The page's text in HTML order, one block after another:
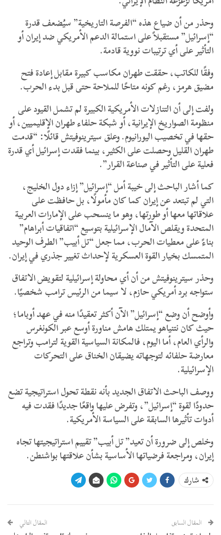
وحذر من أن ضياع هذه “الفرصة التاريخية” سيُضعف قدرة
“إسرائيل” مستقبلاً على استمالة الدعم الأمريكي ضد إيران أو
التأثير على أي ترتيبات نووية قادمة.
وفقًا للكاتب، حققت طهران مكاسب كبيرة مقابل إعادة فتح
مضيق هرمز، رغم كونه متاحًا للملاحة حتى قبل بدء الحرب.
ولفت إلى أن التنازلات الأمريكية الكبيرة لم تشمل القيود على
منظومة الصواريخ الإيرانية، أو شبكة حلفاء طهران الإقليميين، أو
حقها في تخصيب اليورانيوم. وعلق سيترينوفيتش قائلًا: “قدمت
طهران القليل وحصلت على الكثير، بينما فقدت إسرائيل أي قدرة
فعلية على التأثير في صناعة القرار”.
​كما أشار الباحث إلى خيبة أمل “إسرائيل” إزاء دول الخليج،
التي لم تبتعد عن إيران كما كان مأمولًا، بل حافظت على
علاقاتها معها أو طورتها، وهو ما ينسحب على الإمارات العربية
المتحدة ويقلص الآمال الإسرائيلية بتوسيع “اتفاقيات أبراهام”
بناءً على معطيات الحرب، مما جعل “تل أبيب” الطرف الوحيد
المتمسك بخيار القوة العسكرية لإحداث تغيير جذري في إيران.
وحذر سيترينوفيتش من أن أي محاولة إسرائيلية لتقويض الاتفاق
ستواجه برد أمريكي حازم، لا سيما من الرئيس ترامب شخصيًا.
وأوضح أن وضع “إسرائيل” الآن أكثر تعقيدًا منه في عهد أوباما؛
حيث كان نتنياهو يمتلك هامش مناورة أوسع عبر الكونغرس
والرأي العام، أما اليوم، فالمكانة السياسية القوية لترامب وتراجع
معارضة حلفائه لتوجهاته يضيقان الخناق على التحركات
الإسرائيلية.
ووصف الباحث الاتفاق الجديد بأنه نقطة تحول استراتيجية تضع
حدودًا لقوة “إسرائيل”، وتفرض عليها واقعًا جديدًا فقدت فيه
أدوات تأثيرها السابقة على السياسة الأمريكية.
وخلص إلى ضرورة أن تعيد” تل أبيب” تقييم استراتيجيتها تجاه
إيران، ومراجعة فرضياتها الأساسية بشأن علاقتها بواشنطن.
شارك
المقال السابق المقال التالي